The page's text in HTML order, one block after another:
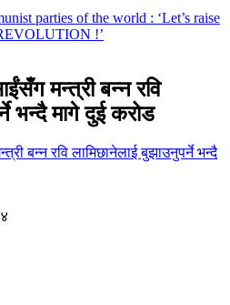
मन्त्री बन्न रवि
भन्दै मागे दुई करोड